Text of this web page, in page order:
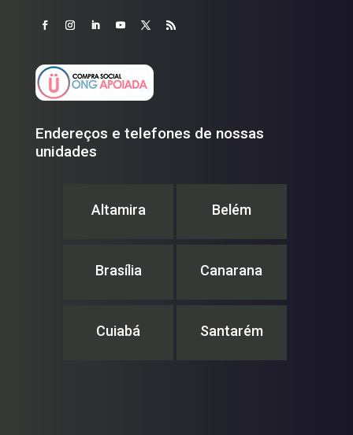
Endereços e telefones de nossas
unidades
Altamira Belém
Brasília Canarana
Cuiabá Santarém